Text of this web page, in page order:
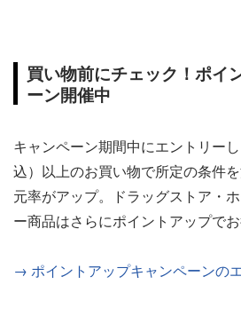
買い物前にチェック！ポイ
ーン開催中
キャンペーン期間中にエントリー
込）以上のお買い物で所定の条件
元率がアップ。ドラッグストア・
ー商品はさらにポイントアップでお
→ ポイントアップキャンペーンの